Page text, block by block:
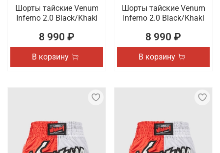
Шорты тайские Venum
Inferno 2.0 Black/Khaki
8 990 ₽
В корзину
Шорты тайские Venum
Inferno 2.0 Black/Khaki
8 990 ₽
В корзину